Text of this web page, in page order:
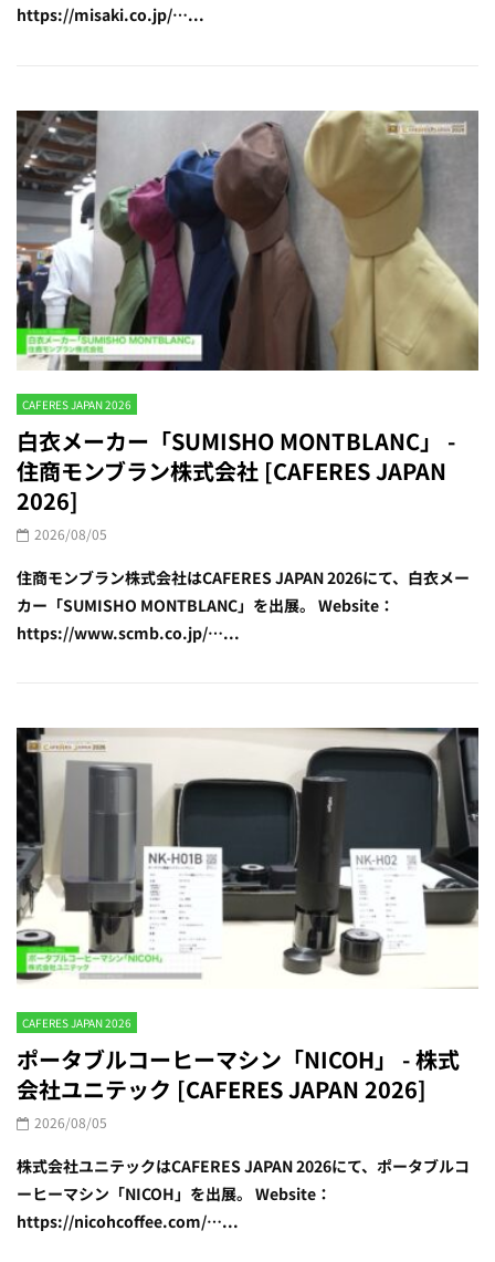
https://misaki.co.jp/…...
CAFERES JAPAN 2026
白衣メーカー「SUMISHO MONTBLANC」 -
住商モンブラン株式会社 [CAFERES JAPAN
2026]
2026/08/05
住商モンブラン株式会社はCAFERES JAPAN 2026にて、白衣メー
カー「SUMISHO MONTBLANC」を出展。 Website：
https://www.scmb.co.jp/…...
CAFERES JAPAN 2026
ポータブルコーヒーマシン「NICOH」 - 株式
会社ユニテック [CAFERES JAPAN 2026]
2026/08/05
株式会社ユニテックはCAFERES JAPAN 2026にて、ポータブルコ
ーヒーマシン「NICOH」を出展。 Website：
https://nicohcoffee.com/…...